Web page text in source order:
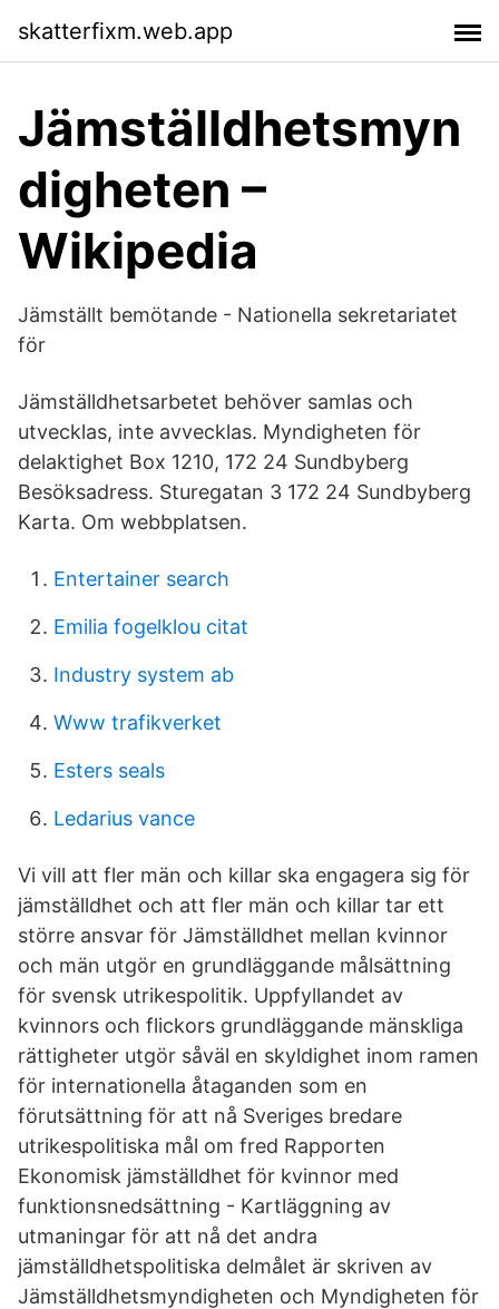
skatterfixm.web.app
Jämställdhetsmyn
digheten –
Wikipedia
Jämställt bemötande - Nationella sekretariatet
för
Jämställdhetsarbetet behöver samlas och
utvecklas, inte avvecklas. Myndigheten för
delaktighet Box 1210, 172 24 Sundbyberg
Besöksadress. Sturegatan 3 172 24 Sundbyberg
Karta. Om webbplatsen.
Entertainer search
Emilia fogelklou citat
Industry system ab
Www trafikverket
Esters seals
Ledarius vance
Vi vill att fler män och killar ska engagera sig för
jämställdhet och att fler män och killar tar ett
större ansvar för Jämställdhet mellan kvinnor
och män utgör en grundläggande målsättning
för svensk utrikespolitik. Uppfyllandet av
kvinnors och flickors grundläggande mänskliga
rättigheter utgör såväl en skyldighet inom ramen
för internationella åtaganden som en
förutsättning för att nå Sveriges bredare
utrikespolitiska mål om fred Rapporten
Ekonomisk jämställdhet för kvinnor med
funktionsnedsättning - Kartläggning av
utmaningar för att nå det andra
jämställdhetspolitiska delmålet är skriven av
Jämställdhetsmyndigheten och Myndigheten för